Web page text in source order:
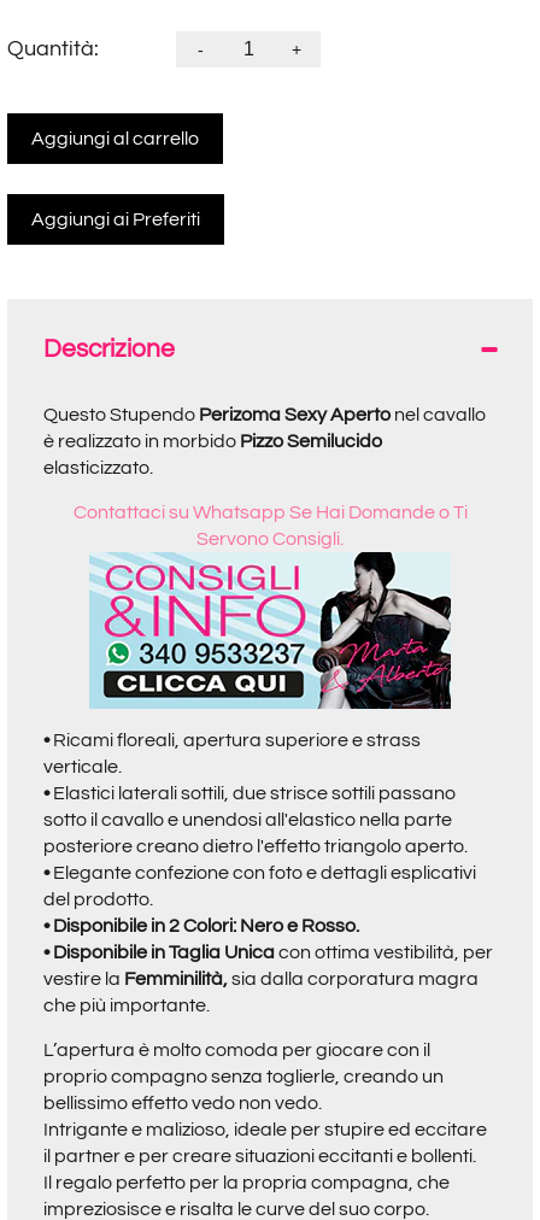
Quantità: - +
Aggiungi al carrello
Descrizione
Questo Stupendo Perizoma Sexy Apertonel cavallo
è realizzato in morbido PizzoSemilucido
elasticizzato.
Contattaci su Whatsapp Se Hai Domande o Ti
Servono Consigli.
•Ricami floreali, apertura superiore e strass
verticale.
• Elastici laterali sottili, due strisce sottili passano
sotto il cavallo e unendosi all'elastico nella parte
posteriore creano dietro l'effetto triangolo aperto.
•Elegante confezione con foto e dettagli esplicativi
del prodotto.
• Disponibile in 2 Colori: Nero e Rosso.
•Disponibile in Taglia Unicacon ottima vestibilità, per
vestire la Femminilità,sia dalla corporatura magra
che più importante.
L’apertura è molto comoda per giocare con il
proprio compagno senza toglierle, creando un
bellissimo effetto vedo non vedo.
Intrigante e malizioso, ideale per stupire ed eccitare
il partner e per creare situazioni eccitanti e bollenti.
Il regalo perfetto per la propria compagna, che
impreziosisce e risalta le curve del suo corpo.